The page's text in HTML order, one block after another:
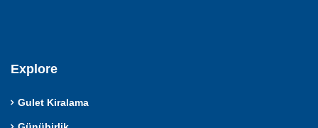
Explore
Gulet Kiralama